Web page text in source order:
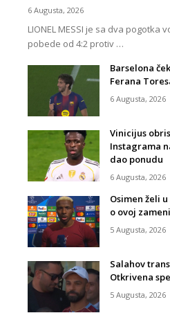
6 Augusta, 2026
LIONEL MESSI je sa dva pogotka
pobede od 4:2 protiv …
Barselona
Ferana
6 Augusta, 2026
Vinicijus
Instagrama
dao ponudu
6 Augusta, 2026
Osimen želi
o ovoj
5 Augusta, 2026
Salahov
Otkrivena
5 Augusta, 2026